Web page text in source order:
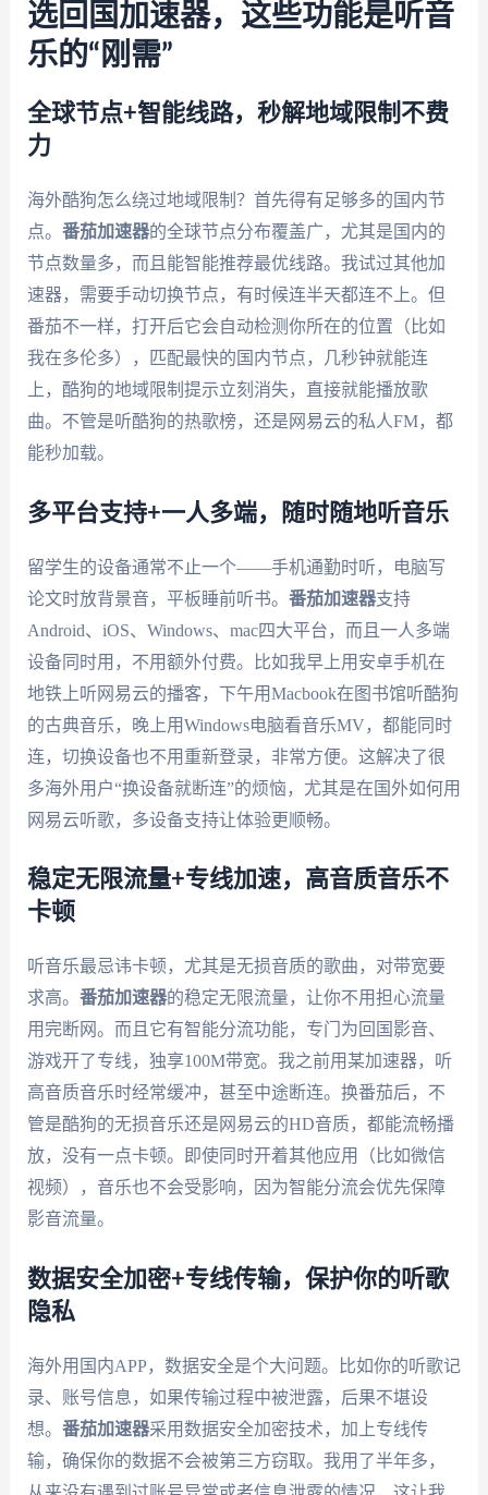
选回国加速器，这些功能是听音
乐的“刚需”
全球节点+智能线路，秒解地域限制不费
力
海外酷狗怎么绕过地域限制？首先得有足够多的国内节
点。 番茄加速器的全球节点分布覆盖广，尤其是国内的
节点数量多，而且能智能推荐最优线路。我试过其他加
速器，需要手动切换节点，有时候连半天都连不上。但
番茄不一样，打开后它会自动检测你所在的位置（比如
我在多伦多），匹配最快的国内节点，几秒钟就能连
上，酷狗的地域限制提示立刻消失，直接就能播放歌
曲。不管是听酷狗的热歌榜，还是网易云的私人FM，都
能秒加载。
多平台支持+一人多端，随时随地听音乐
留学生的设备通常不止一个——手机通勤时听，电脑写
论文时放背景音，平板睡前听书。 番茄加速器支持
Android、iOS、Windows、mac四大平台，而且一人多端
设备同时用，不用额外付费。比如我早上用安卓手机在
地铁上听网易云的播客，下午用Macbook在图书馆听酷狗
的古典音乐，晚上用Windows电脑看音乐MV，都能同时
连，切换设备也不用重新登录，非常方便。这解决了很
多海外用户“换设备就断连”的烦恼，尤其是在国外如何用
网易云听歌，多设备支持让体验更顺畅。
稳定无限流量+专线加速，高音质音乐不
卡顿
听音乐最忌讳卡顿，尤其是无损音质的歌曲，对带宽要
求高。 番茄加速器的稳定无限流量，让你不用担心流量
用完断网。而且它有智能分流功能，专门为回国影音、
游戏开了专线，独享100M带宽。我之前用某加速器，听
高音质音乐时经常缓冲，甚至中途断连。换番茄后，不
管是酷狗的无损音乐还是网易云的HD音质，都能流畅播
放，没有一点卡顿。即使同时开着其他应用（比如微信
视频），音乐也不会受影响，因为智能分流会优先保障
影音流量。
数据安全加密+专线传输，保护你的听歌
隐私
海外用国内APP，数据安全是个大问题。比如你的听歌记
录、账号信息，如果传输过程中被泄露，后果不堪设
想。 番茄加速器采用数据安全加密技术，加上专线传
输，确保你的数据不会被第三方窃取。我用了半年多，